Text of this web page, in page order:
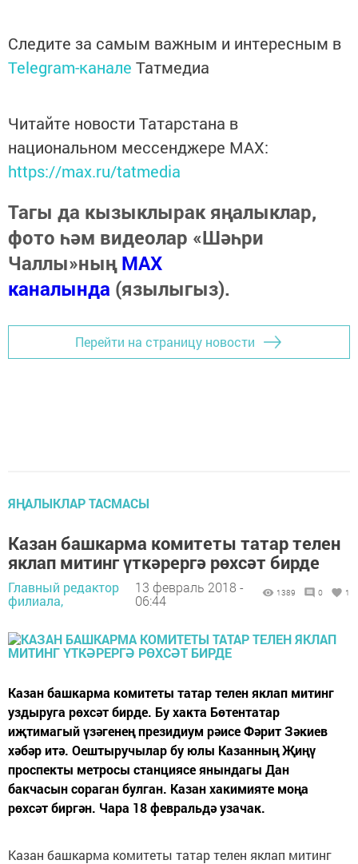
Следите за самым важным и интересным в
Telegram-канале Татмедиа
Читайте новости Татарстана в
национальном мессенджере MАХ:
https://max.ru/tatmedia
Тагы да кызыклырак яңалыклар,
фото һәм видеолар «Шәһри
Чаллы»ныңMAX
каналында (язылыгыз).
Перейти на страницу новости
ЯҢАЛЫКЛАР ТАСМАСЫ
Казан башкарма комитеты татар телен
яклап митинг үткәрергә рөхсәт бирде
Главный редактор
филиала,
13 февраль 2018 -
06:44
1389 0 1
Казан башкарма комитеты татар телен яклап митинг
уздыруга рөхсәт бирде. Бу хакта Бөтентатар
иҗтимагый үзәгенең президиум рәисе Фәрит Зәкиев
хәбәр итә. Оештыручылар бу юлы Казанның Җиңү
проспекты метросы станциясе янындагы Дан
бакчасын сораган булган. Казан хакимияте моңа
рөхсәт биргән. Чара 18 февральдә узачак.
Казан башкарма комитеты татар телен яклап митинг